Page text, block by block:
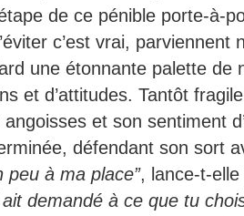
de ce pénible porte-à-
c’est vrai, parviennent
une étonnante palette de
et d’attitudes. Tantôt
et son sentiment
défendant son sort
peu à ma place”, lance-t-elle
ait demandé à ce que tu